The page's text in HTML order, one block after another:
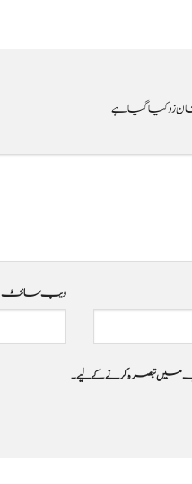
زد کیا گیا ہے
ویب‌ سائٹ
جب میں تبصرہ کرنے کےلیے۔